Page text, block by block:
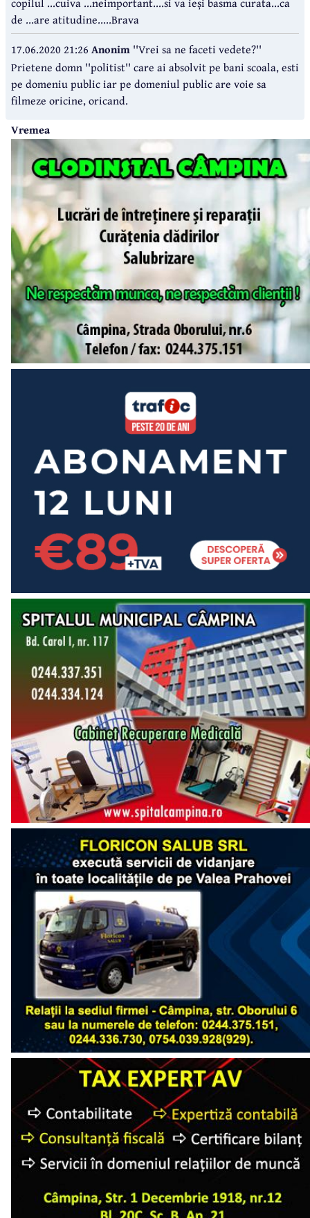
de ...are atitudine.....Brava
17.06.2020 21:26 Anonim ''Vrei sa ne faceti vedete?''
Prietene domn ''politist'' care ai absolvit pe bani scoala, esti
pe domeniu public iar pe domeniul public are voie sa
filmeze oricine, oricand.
Vremea